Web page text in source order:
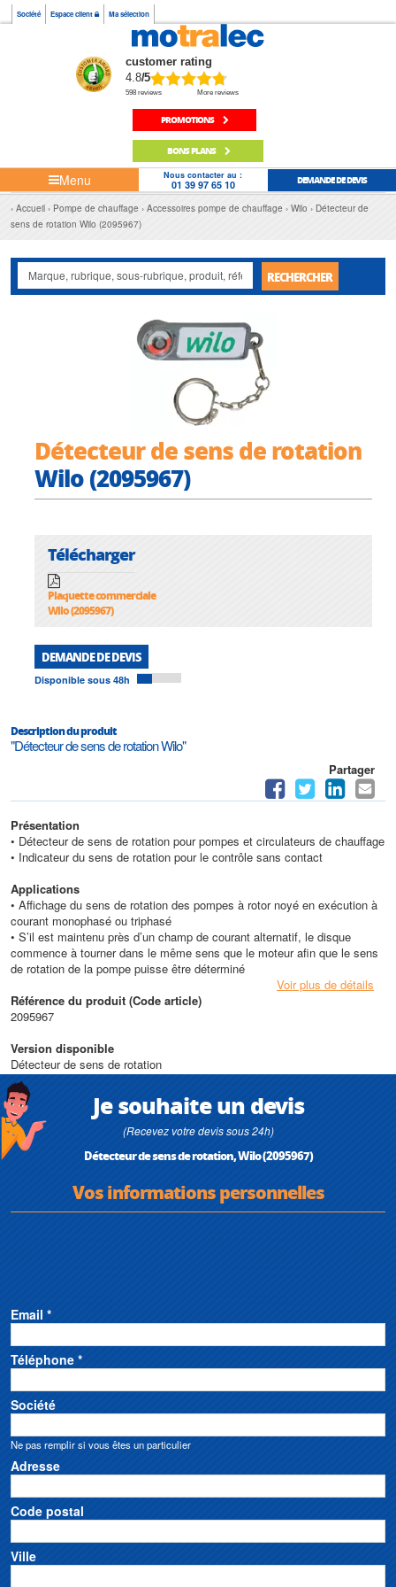
Société Espace client Ma sélection
customer rating
4.8/5
598 reviews More reviews
PROMOTIONS
BONS PLANS
Menu Nous contacter au :
01 39 97 65 10 DEMANDE DE DEVIS
Accueil Pompe de chauffage Accessoires pompe de chauffage Wilo
Détecteur de
sens de rotation Wilo (2095967)
RECHERCHER
Détecteur de sens de rotation
Wilo (2095967)
Télécharger
Plaquette commerciale
Wilo (2095967)
DEMANDE DE DEVIS
Disponible sous 48h
Description du produit
"Détecteur de sens de rotation Wilo"
Partager
Présentation
• Détecteur de sens de rotation pour pompes et circulateurs de chauffage
• Indicateur du sens de rotation pour le contrôle sans contact
Applications
• Affichage du sens de rotation des pompes à rotor noyé en exécution à
courant monophasé ou triphasé
• S’il est maintenu près d’un champ de courant alternatif, le disque
commence à tourner dans le même sens que le moteur afin que le sens
de rotation de la pompe puisse être déterminé
Voir plus de détails
Référence du produit (Code article)
2095967
Version disponible
Détecteur de sens de rotation
Je souhaite un devis
(Recevez votre devis sous 24h)
Détecteur de sens de rotation, Wilo (2095967)
Vos informations personnelles
Email *
Téléphone *
Société
Ne pas remplir si vous êtes un particulier
Adresse
Code postal
Ville